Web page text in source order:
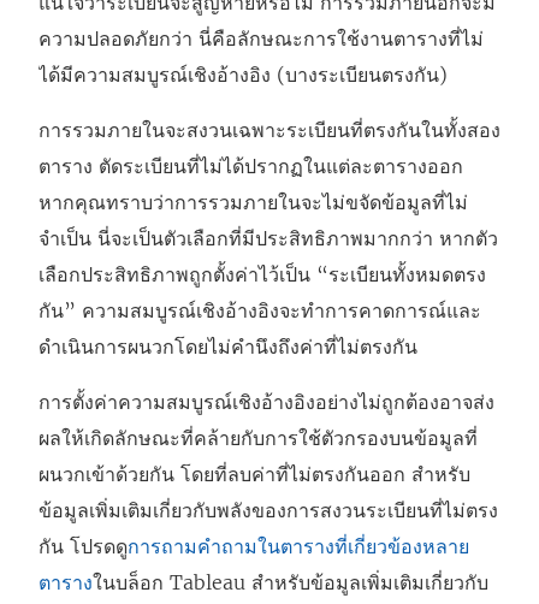
ความปลอดภัยกว่า นี่คือลักษณะการใช้งานตารางที่ไม่
ได้มีความสมบูรณ์เชิงอ้างอิง (บางระเบียนตรงกัน)
การรวมภายในจะสงวนเฉพาะระเบียนที่ตรงกันในทั้งสอง
ตาราง ตัดระเบียนที่ไม่ได้ปรากฏในแต่ละตารางออก
หากคุณทราบว่าการรวมภายในจะไม่ขจัดข้อมูลที่ไม่
จำเป็น นี่จะเป็นตัวเลือกที่มีประสิทธิภาพมากกว่า หากตัว
เลือกประสิทธิภาพถูกตั้งค่าไว้เป็น “ระเบียนทั้งหมดตรง
กัน” ความสมบูรณ์เชิงอ้างอิงจะทำการคาดการณ์และ
ดำเนินการผนวกโดยไม่คำนึงถึงค่าที่ไม่ตรงกัน
การตั้งค่าความสมบูรณ์เชิงอ้างอิงอย่างไม่ถูกต้องอาจส่ง
ผลให้เกิดลักษณะที่คล้ายกับการใช้ตัวกรองบนข้อมูลที่
ผนวกเข้าด้วยกัน โดยที่ลบค่าที่ไม่ตรงกันออก สำหรับ
ข้อมูลเพิ่มเติมเกี่ยวกับพลังของการสงวนระเบียนที่ไม่ตรง
กัน โปรดดูการถามคำถามในตารางที่เกี่ยวข้องหลาย
ตารางในบล็อก Tableau สำหรับข้อมูลเพิ่มเติมเกี่ยวกับ